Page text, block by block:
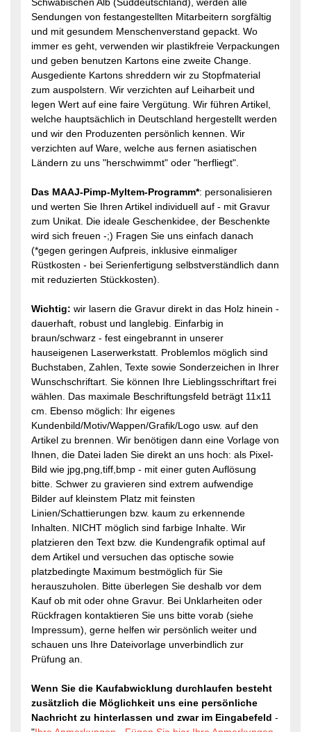
Sendungen von festangestellten Mitarbeitern sorgfältig
und mit gesundem Menschenverstand gepackt. Wo
immer es geht, verwenden wir plastikfreie Verpackungen
und geben benutzen Kartons eine zweite Change.
Ausgediente Kartons shreddern wir zu Stopfmaterial
zum auspolstern. Wir verzichten auf Leiharbeit und
legen Wert auf eine faire Vergütung. Wir führen Artikel,
welche hauptsächlich in Deutschland hergestellt werden
und wir den Produzenten persönlich kennen. Wir
verzichten auf Ware, welche aus fernen asiatischen
Ländern zu uns "herschwimmt" oder "herfliegt".
Das MAAJ-Pimp-MyItem-Programm*: personalisieren
und werten Sie Ihren Artikel individuell auf - mit Gravur
zum Unikat. Die ideale Geschenkidee, der Beschenkte
wird sich freuen -;) Fragen Sie uns einfach danach
(*gegen geringen Aufpreis, inklusive einmaliger
Rüstkosten - bei Serienfertigung selbstverständlich dann
mit reduzierten Stückkosten).
Wichtig: wir lasern die Gravur direkt in das Holz hinein -
dauerhaft, robust und langlebig. Einfarbig in
braun/schwarz - fest eingebrannt in unserer
hauseigenen Laserwerkstatt. Problemlos möglich sind
Buchstaben, Zahlen, Texte sowie Sonderzeichen in Ihrer
Wunschschriftart. Sie können Ihre Lieblingsschriftart frei
wählen. Das maximale Beschriftungsfeld beträgt 11x11
cm. Ebenso möglich: Ihr eigenes
Kundenbild/Motiv/Wappen/Grafik/Logo usw. auf den
Artikel zu brennen. Wir benötigen dann eine Vorlage von
Ihnen, die Datei laden Sie direkt an uns hoch: als Pixel-
Bild wie jpg,png,tiff,bmp - mit einer guten Auflösung
bitte. Schwer zu gravieren sind extrem aufwendige
Bilder auf kleinstem Platz mit feinsten
Linien/Schattierungen bzw. kaum zu erkennende
Inhalten. NICHT möglich sind farbige Inhalte. Wir
platzieren den Text bzw. die Kundengrafik optimal auf
dem Artikel und versuchen das optische sowie
platzbedingte Maximum bestmöglich für Sie
herauszuholen. Bitte überlegen Sie deshalb vor dem
Kauf ob mit oder ohne Gravur. Bei Unklarheiten oder
Rückfragen kontaktieren Sie uns bitte vorab (siehe
Impressum), gerne helfen wir persönlich weiter und
schauen uns Ihre Dateivorlage unverbindlich zur
Prüfung an.
Wenn Sie die Kaufabwicklung durchlaufen besteht
zusätzlich die Möglichkeit uns eine persönliche
Nachricht zu hinterlassen und zwar im Eingabefeld -